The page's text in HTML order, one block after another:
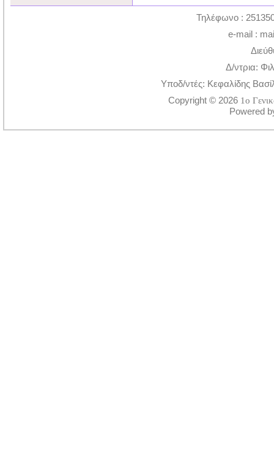
Τηλέφωνο :
e-mail :
Δ/ντρια:
Υποδ/ντές: Κεφαλίδης
Copyright © 2026 1ο
Powered